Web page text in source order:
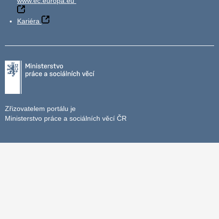
Kariéra
Zřizovatelem portálu je
Ministerstvo práce a sociálních věcí ČR